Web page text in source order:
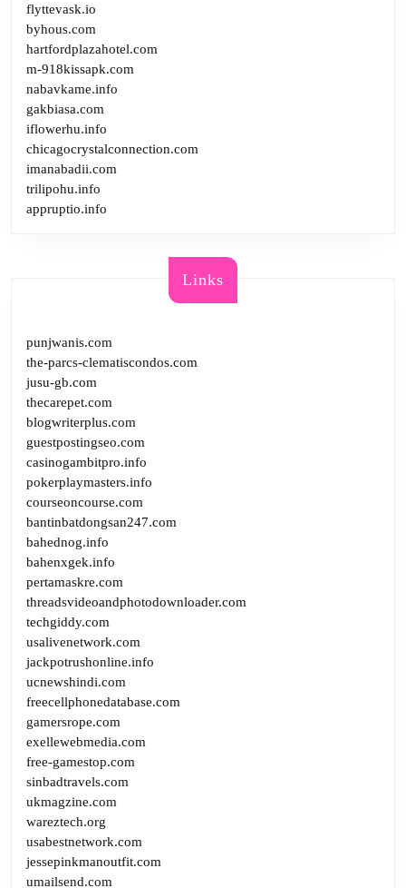
flyttevask.io
byhous.com
hartfordplazahotel.com
m-918kissapk.com
nabavkame.info
gakbiasa.com
iflowerhu.info
chicagocrystalconnection.com
imanabadii.com
trilipohu.info
appruptio.info
Links
punjwanis.com
the-parcs-clematiscondos.com
jusu-gb.com
thecarepet.com
blogwriterplus.com
guestpostingseo.com
casinogambitpro.info
pokerplaymasters.info
courseoncourse.com
bantinbatdongsan247.com
bahednog.info
bahenxgek.info
pertamaskre.com
threadsvideoandphotodownloader.com
techgiddy.com
usalivenetwork.com
jackpotrushonline.info
ucnewshindi.com
freecellphonedatabase.com
gamersrope.com
exellewebmedia.com
free-gamestop.com
sinbadtravels.com
ukmagzine.com
wareztech.org
usabestnetwork.com
jessepinkmanoutfit.com
umailsend.com